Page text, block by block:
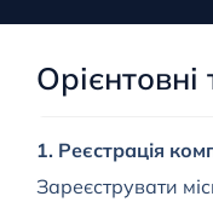
Орієнтовні
1. Реєстрація
Зареєструвати